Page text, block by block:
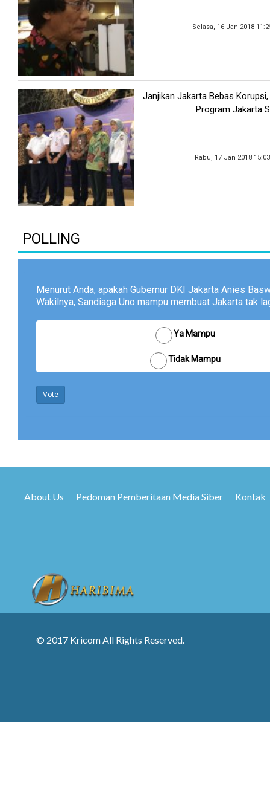
Selasa, 16 Jan 2018
Janjikan Jakarta Bebas
Program Jakarta
Rabu, 17 Jan 2018
POLLING
Menurut Anda, apakah Gubernur DKI Jakarta Anies
Wakilnya, Sandiaga Uno mampu membuat Jakarta tak
Ya Mampu
Tidak Mampu
Vote
About Us Pedoman Pemberitaan Media Siber Kontak
© 2017 Kricom All Rights Reserved.